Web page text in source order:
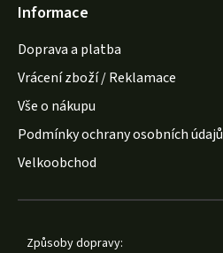
Informace
Doprava a platba
Vrácení zboží / Reklamace
Vše o nákupu
Podmínky ochrany osobních údajů
Velkoobchod
Způsoby dopravy: